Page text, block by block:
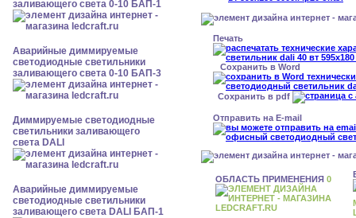
заливающего света 0-10 БАП-1
Аварийные диммируемые
светодиодные светильники
заливающего света 0-10 БАП-3
Диммируемые светодиодные
светильники заливающего
света DALI
Аварийные диммируемые
светодиодные светильники
заливающего света DALI БАП-1
Печать
Сохранить в Word
Сохранить в pdf
Отправить на E-mail
ОБЛАСТЬ ПРИМЕНЕНИЯ 0